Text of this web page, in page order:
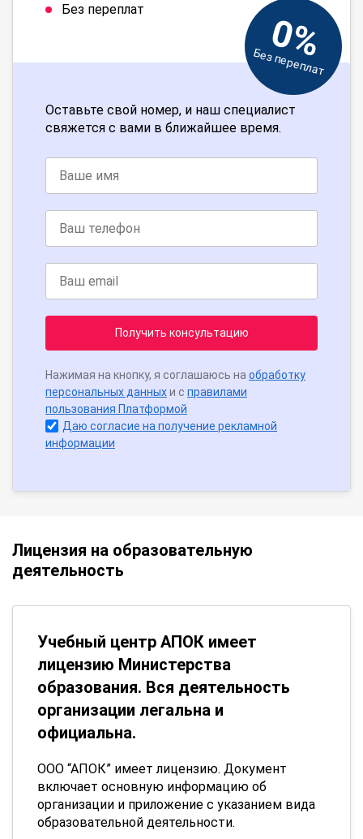
Без переплат
0%
Без переплат
Оставьте свой номер, и наш специалист
свяжется с вами в ближайшее время.
Получить консультацию
Нажимая на кнопку, я соглашаюсь на обработку
персональных данныхи с правилами
пользования Платформой
Даю согласие на получение рекламной
информации
Лицензия на образовательную
деятельность
Учебный центр АПОК имеет
лицензию Министерства
образования. Вся деятельность
организации легальна и
официальна.
ООО “АПОК” имеет лицензию. Документ
включает основную информацию об
организации и приложение с указанием вида
образовательной деятельности.